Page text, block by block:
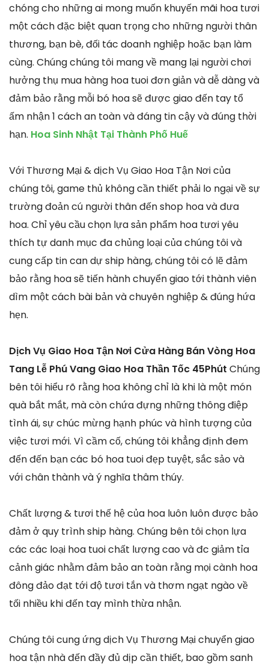
chóng cho những ai mong muốn khuyến mãi hoa tươi
một cách đặc biệt quan trọng cho những người thân
thương, bạn bè, đối tác doanh nghiệp hoặc bạn làm
cùng. Chúng chúng tôi mang về mang lại người chơi
hưởng thụ mua hàng hoa tuoi đơn giản và dễ dàng và
đảm bảo rằng mỗi bó hoa sẽ được giao đến tay tổ
ấm nhận 1 cách an toàn và đáng tin cậy và đúng thời
hạn. Hoa Sinh Nhật Tại Thành Phố Huế
Với Thương Mại & dịch Vụ Giao Hoa Tận Nơi của
chúng tôi, game thủ không cần thiết phải lo ngại về sự
trường đoản cú người thân đến shop hoa và đưa
hoa. Chỉ yêu cầu chọn lựa sản phẩm hoa tươi yêu
thích tự danh mục đa chủng loại của chúng tôi và
cung cấp tin can dự ship hàng, chúng tôi có lẽ đảm
bảo rằng hoa sẽ tiến hành chuyển giao tới thành viên
dìm một cách bài bản và chuyên nghiệp & đúng hứa
hẹn.
Dịch Vụ Giao Hoa Tận Nơi Cửa Hàng Bán Vòng Hoa
Tang Lễ Phú Vang Giao Hoa Thần Tốc 45Phút Chúng
bên tôi hiểu rõ rằng hoa không chỉ là khi là một món
quà bắt mắt, mà còn chứa đựng những thông điệp
tình ái, sự chúc mừng hạnh phúc và hình tượng của
việc tươi mới. Vì cầm cố, chúng tôi khẳng định đem
đến đến bạn các bó hoa tuoi đẹp tuyệt, sắc sảo và
với chân thành và ý nghĩa thâm thúy.
Chất lượng & tươi thế hệ của hoa luôn luôn được bảo
đảm ở quy trình ship hàng. Chúng bên tôi chọn lựa
các các loại hoa tuoi chất lượng cao và đc giảm tỉa
cảnh giác nhằm đảm bảo an toàn rằng mọi cành hoa
đông đảo đạt tới độ tươi tắn và thơm ngạt ngào về
tối nhiều khi đến tay mình thừa nhận.
Chúng tôi cung ứng dịch Vụ Thương Mại chuyển giao
hoa tận nhà đến đầy đủ dịp cần thiết, bao gồm sanh